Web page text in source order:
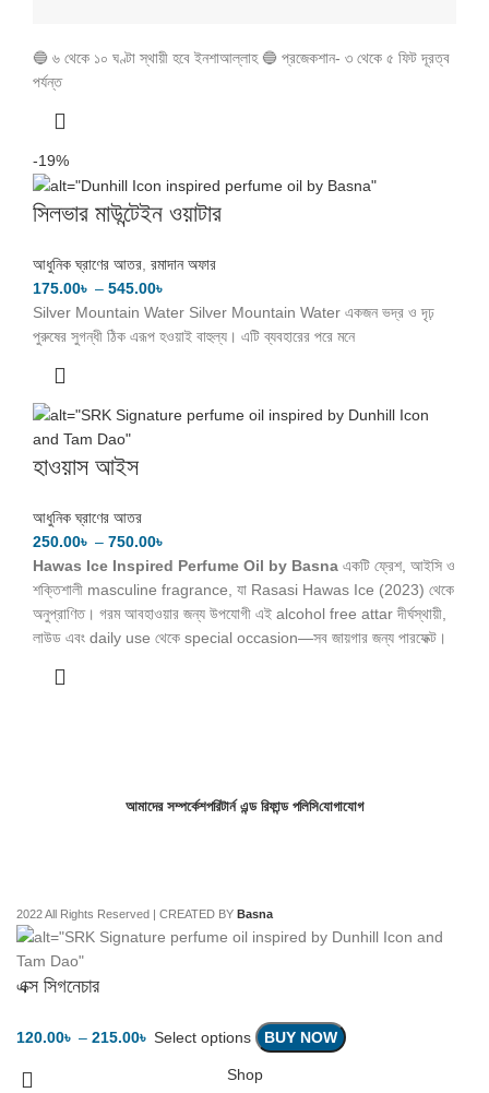
🔵 ৬ থেকে ১০ ঘণ্টা স্থায়ী হবে ইনশাআল্লাহ 🔵 প্রজেকশান- ৩ থেকে ৫ ফিট দূরত্ব
পর্যন্ত
-19%
সিলভার মাউন্টেইন ওয়াটার
আধুনিক ঘ্রাণের আতর রমাদান অফার
175.00৳ – 545.00৳
Silver Mountain Water Silver Mountain Water একজন ভদ্র ও দৃঢ়
পুরুষের সুগন্ধী ঠিক এরূপ হওয়াই বাহুল্য। এটি ব্যবহারের পরে মনে
হাওয়াস আইস
আধুনিক ঘ্রাণের আতর
250.00৳ – 750.00৳
Hawas Ice Inspired Perfume Oil by Basna একটি ফ্রেশ, আইসি ও
শক্তিশালী masculine fragrance, যা Rasasi Hawas Ice (2023) থেকে
অনুপ্রাণিত। গরম আবহাওয়ার জন্য উপযোগী এই alcohol free attar দীর্ঘস্থায়ী,
লাউড এবং daily use থেকে special occasion—সব জায়গার জন্য পারফেক্ট।
আমাদের সম্পর্কেশপরিটার্ন এন্ড রিফান্ড পলিসিযোগাযোগ
2022 All Rights Reserved | CREATED BY Basna
এক্স সিগনেচার
120.00৳ – 215.00৳ Select options BUY NOW
Shop